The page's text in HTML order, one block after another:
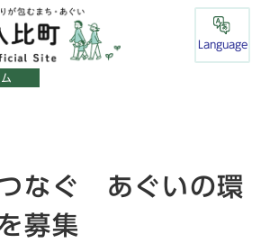
Language
つなぐ あぐいの環
募集